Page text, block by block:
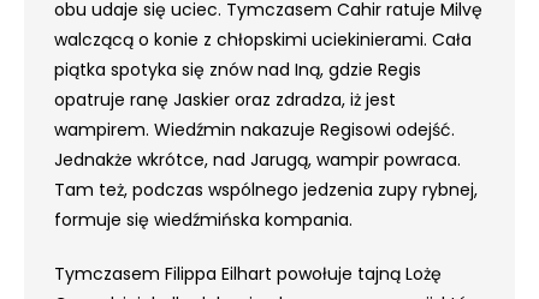
obu udaje się uciec. Tymczasem Cahir ratuje Milvę
walczącą o konie z chłopskimi uciekinierami. Cała
piątka spotyka się znów nad Iną, gdzie Regis
opatruje ranę Jaskier oraz zdradza, iż jest
wampirem. Wiedźmin nakazuje Regisowi odejść.
Jednakże wkrótce, nad Jarugą, wampir powraca.
Tam też, podczas wspólnego jedzenia zupy rybnej,
formuje się wiedźmińska kompania.
Tymczasem Filippa Eilhart powołuje tajną Lożę